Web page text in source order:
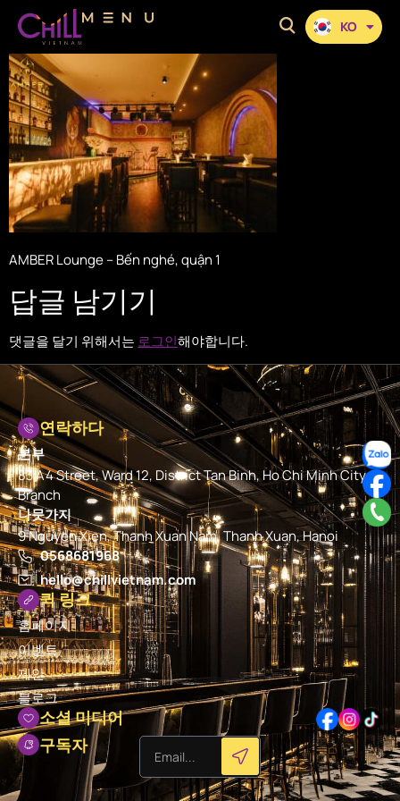
KO
EN
AMBER Lounge – Bến nghé, quận 1
답글 남기기
댓글을 달기 위해서는 로그인해야합니다.
연락하다
본부
83 A4 Street, Ward 12, District Tan Binh, Ho Chi Minh City
Branch
나뭇가지
9 Nguyen Xien, Thanh Xuan Nam, Thanh Xuan, Hanoi
0568681968
hello@chillvietnam.com
퀵 링크
홈페이지
이벤트
제안
블로그
소셜 미디어
구독자